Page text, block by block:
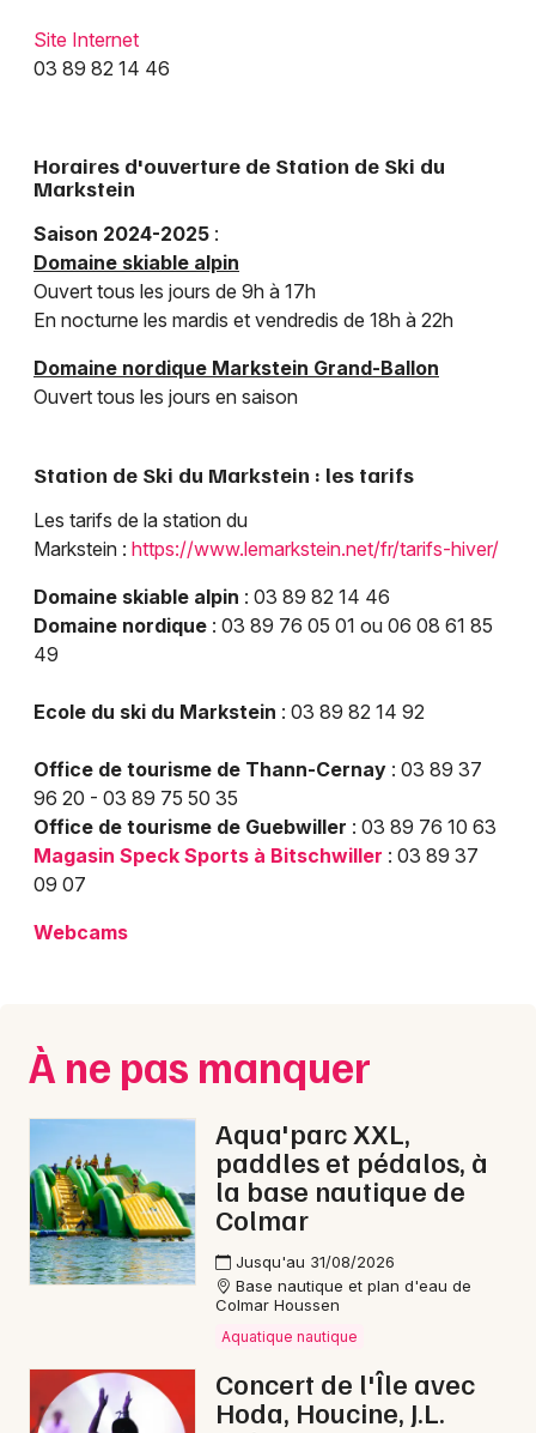
Site Internet
03 89 82 14 46
Horaires d'ouverture de Station de Ski du
Markstein
Saison 2024-2025 :
Domaine skiable alpin
Ouvert tous les jours de 9h à 17h
En nocturne les mardis et vendredis de 18h à 22h
Domaine nordique Markstein Grand-Ballon
Ouvert tous les jours en saison
Station de Ski du Markstein : les tarifs
Les tarifs de la station du
Markstein : https://www.lemarkstein.net/fr/tarifs-hiver/
Domaine skiable alpin : 03 89 82 14 46
Domaine nordique : 03 89 76 05 01 ou 06 08 61 85
49
Ecole du ski du Markstein : 03 89 82 14 92
Office de tourisme de Thann-Cernay : 03 89 37
96 20 - 03 89 75 50 35
Office de tourisme de Guebwiller : 03 89 76 10 63
Magasin Speck Sports à Bitschwiller : 03 89 37
09 07
Webcams
À ne pas manquer
Aqua'parc XXL,
paddles et pédalos, à
la base nautique de
Colmar
Jusqu'au 31/08/2026
Base nautique et plan d'eau de
Colmar Houssen
Aquatique nautique
Concert de l'Île avec
Hoda, Houcine, J.L.